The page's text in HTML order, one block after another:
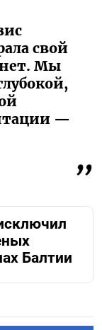
свой
нет. Мы
—
Балтии